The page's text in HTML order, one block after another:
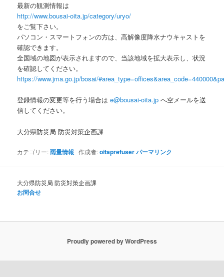
最新の観測情報は
http://www.bousai-oita.jp/category/uryo/
をご覧下さい。
パソコン・スマートフォンの方は、高解像度降水ナウキャストを
確認できます。
全国域の地図が表示されますので、当該地域を拡大表示し、状況
を確認してください。
https://www.jma.go.jp/bosai/
登録情報の変更等を行う場合はe@bousai-oita.jp へ空メールを送
信してください。
大分県防災局 防災対策企画課
カテゴリー:雨量情報 作成者:oitaprefuserパーマリンク
大分県防災局 防災対策企画課
お問合せ
Proudly powered by WordPress